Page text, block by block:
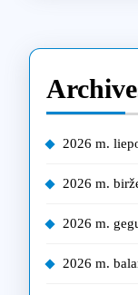
2026 m.
2026 m.
2026 m.
2026 m.